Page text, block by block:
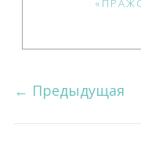
← Предыдущая